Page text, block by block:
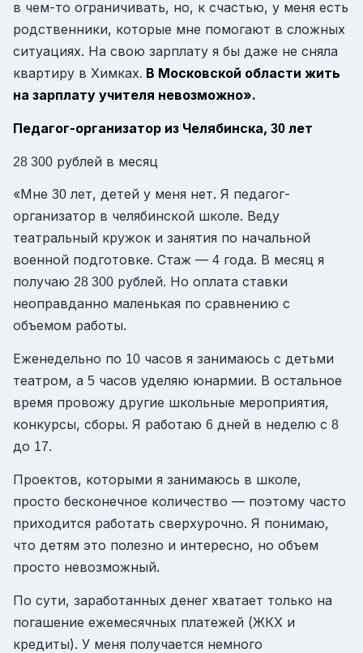
в чем-то ограничивать, но, к счастью, у меня есть
родственники, которые мне помогают в сложных
ситуациях. На свою зарплату я бы даже не сняла
квартиру в Химках. В Московской области жить
на зарплату учителя невозможно».
Педагог-организатор из Челябинска, 30 лет
28 300 рублей в месяц
«Мне 30 лет, детей у меня нет. Я педагог-
организатор в челябинской школе. Веду
театральный кружок и занятия по начальной
военной подготовке. Стаж — 4 года. В месяц я
получаю 28 300 рублей. Но оплата ставки
неоправданно маленькая по сравнению с
объемом работы.
Еженедельно по 10 часов я занимаюсь с детьми
театром, а 5 часов уделяю юнармии. В остальное
время провожу другие школьные мероприятия,
конкурсы, сборы. Я работаю 6 дней в неделю с 8
до 17.
Проектов, которыми я занимаюсь в школе,
просто бесконечное количество — поэтому часто
приходится работать сверхурочно. Я понимаю,
что детям это полезно и интересно, но объем
просто невозможный.
По сути, заработанных денег хватает только на
погашение ежемесячных платежей (ЖКХ и
кредиты). У меня получается немного